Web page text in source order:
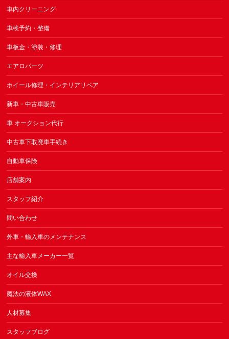
車内クリーニング
車検予約・整備
車板金・塗装・修理
エアロパーツ
ホイール修理・インテリアリペア
新車・中古車販売
車 オークション代行
中古車下取廃車手続き
自動車保険
店舗案内
スタッフ紹介
問い合わせ
外車・輸入車のメンテナンス
主な輸入車メーカー一覧
オイル交換
魔法の液体WAX
人材募集
スタッフブログ